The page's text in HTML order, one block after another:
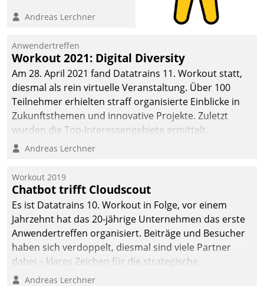
Teilnehmer kurzweilige
Cloud-Strategien und -
Lösungen mit hohem
Zukunftspotenzial.
Andreas Lerchner
Anwendertreffen
Workout 2021: Digital Diversity
Am 28. April 2021 fand Datatrains 11. Workout statt,
diesmal als rein virtuelle Veranstaltung. Über 100
Teilnehmer erhielten straff organisierte Einblicke in
Zukunftsthemen und innovative Projekte. Zuletzt
wurden die Top-Interessengebiete ermittelt.
Andreas Lerchner
Workout 2019
Chatbot trifft Cloudscout
Es ist Datatrains 10. Workout in Folge, vor einem
Jahrzehnt hat das 20-jährige Unternehmen das erste
Anwendertreffen organisiert. Beiträge und Besucher
haben sich verdoppelt, diesmal sind viele Partner
dabei – klares Zeichen für die strategische
Fokussierung auf den Kunden.
Andreas Lerchner